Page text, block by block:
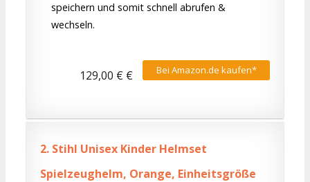
speichern und somit schnell abrufen &
wechseln.
Bei Amazon.de kaufen*
129,00 € €
2. Stihl Unisex Kinder Helmset
Spielzeughelm, Orange, Einheitsgröße